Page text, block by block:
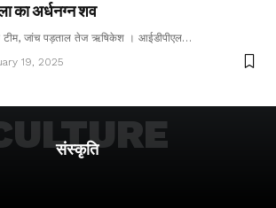
का अर्धनग्न शव
टीम, जांच पड़ताल तेज ऋषिकेश । आईडीपीएल…
19, 2025
संस्कृति